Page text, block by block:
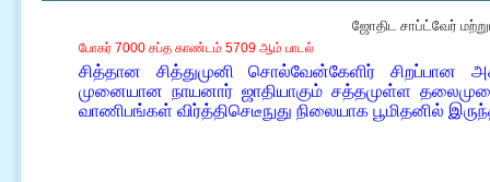
ஜோதிட சாப்ட்வேர்
போகர் 7000 சப்த காண்டம் 5709 ஆம் பாடல்
சித்தான சித்துமுனி சொல்வேன்கேளிர் சிறப்பான
முனையான நாயனார் ஜாதியாகும் சத்தமுள்ள
வாணிபங்கள் விர்த்திசெடீநுது நிலையாக பூமிதனில்